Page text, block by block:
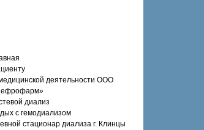
деятельности ООО
диализ
с гемодиализом
стационар диализа г. Клинцы